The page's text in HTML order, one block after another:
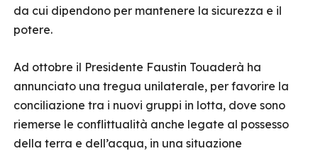
da cui dipendono per mantenere la sicurezza e il
potere.
Ad ottobre il Presidente Faustin Touaderà ha
annunciato una tregua unilaterale, per favorire la
conciliazione tra i nuovi gruppi in lotta, dove sono
riemerse le conflittualità anche legate al possesso
della terra e dell’acqua, in una situazione